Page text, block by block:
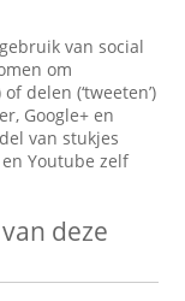
van social
om
delen (‘tweeten’)
Google+ en
van stukjes
Youtube zelf
deze